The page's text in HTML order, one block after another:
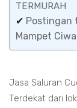
TERMURAH
✔ Postingan
Mampet
Jasa Saluran
Terdekat dari